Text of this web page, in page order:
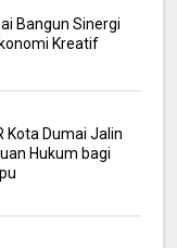
Bangun Sinergi
Kreatif
Kota Dumai Jalin
Hukum bagi